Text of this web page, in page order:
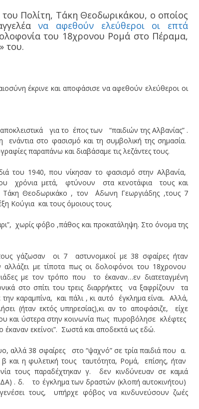
Πολίτη, Τάκη Θεοδωρικάκου, ο οποίος
να αφεθούν ελεύθεροι οι επτά
του 18χρονου Ρομά στο Πέραμα,
του.
έκρινε και αποφάσισε να αφεθούν ελεύθεροι οι
για το έπος των “παιδιών της Αλβανίας” .
στο φασισμό και τη συμβολική της σημασία.
παραπάνω και διαβάσαμε τις λεζάντες τους.
του 1940, που νίκησαν το φασισμό στην Αλβανία,
χρόνια μετά, φτύνουν στα κενοτάφια τους και
Θεοδωρικάκο , τον ΄Αδωνη Γεωργιάδης ,τους 7
Κούγια και τους όμοιους τους.
χωρίς φόβο ,πάθος και προκατάληψη. Στο όνομα της
γάζωσαν οι 7 αστυνομικοί με 38 σφαίρες ήταν
με τίποτα πως οι δολοφόνοι του 18χρονου
με τον τρόπο που το έκαναν…εν διατεταγμένη
σπίτι του τρεις διαρρήκτες να ξαφρίζουν τα
καραμπίνα, και πάλι , κι αυτό έγκλημα είναι. Αλλά,
(ήταν εκτός υπηρεσίας),κι αν το αποφάσιζε, είχε
και ύστερα στην κοινωνία πως πυροβόλησε κλέφτες
εκείνοι”. Σωστά και αποδεκτά ως εδώ.
αλλά 38 σφαίρες στο “ψαχνό” σε τρία παιδιά που α.
και η φυλετική τους ταυτότητα, Ρομά, επίσης, ήταν
τους παραδέχτηκαν γ. δεν κινδύνευαν σε καμιά
. δ. το έγκλημα των δραστών (κλοπή αυτοκινήτου)
τους, υπήρχε φόβος να κινδυνεύσουν ζωές